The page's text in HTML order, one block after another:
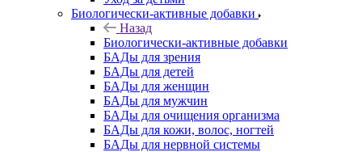
Биологически-активные добавки
Назад
Биологически-активные добавки
БАДы для зрения
БАДы для детей
БАДы для женщин
БАДы для мужчин
БАДы для очищения организма
БАДы для кожи, волос, ногтей
БАДы для нервной системы